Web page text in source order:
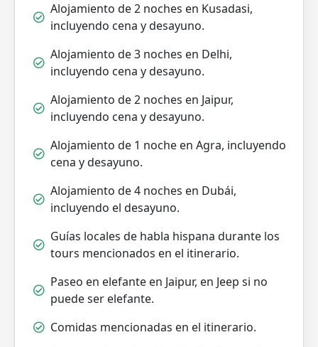
Alojamiento de 2 noches en Kusadasi,
incluyendo cena y desayuno.
Alojamiento de 3 noches en Delhi,
incluyendo cena y desayuno.
Alojamiento de 2 noches en Jaipur,
incluyendo cena y desayuno.
Alojamiento de 1 noche en Agra, incluyendo
cena y desayuno.
Alojamiento de 4 noches en Dubái,
incluyendo el desayuno.
Guías locales de habla hispana durante los
tours mencionados en el itinerario.
Paseo en elefante en Jaipur, en Jeep si no
puede ser elefante.
Comidas mencionadas en el itinerario.